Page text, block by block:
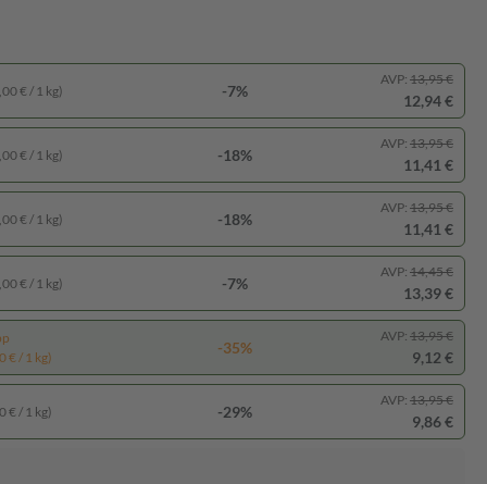
€ / 1 kg) -7%
AVP: 13,95 €
12,94 €
€ / 1 kg) -18%
AVP: 13,95 €
11,41 €
€ / 1 kg) -18%
AVP: 13,95 €
11,41 €
€ / 1 kg) -7%
AVP: 14,45 €
13,39 €
€ / 1 kg)
-35%
AVP: 13,95 €
9,12 €
€ / 1 kg) -29%
AVP: 13,95 €
9,86 €